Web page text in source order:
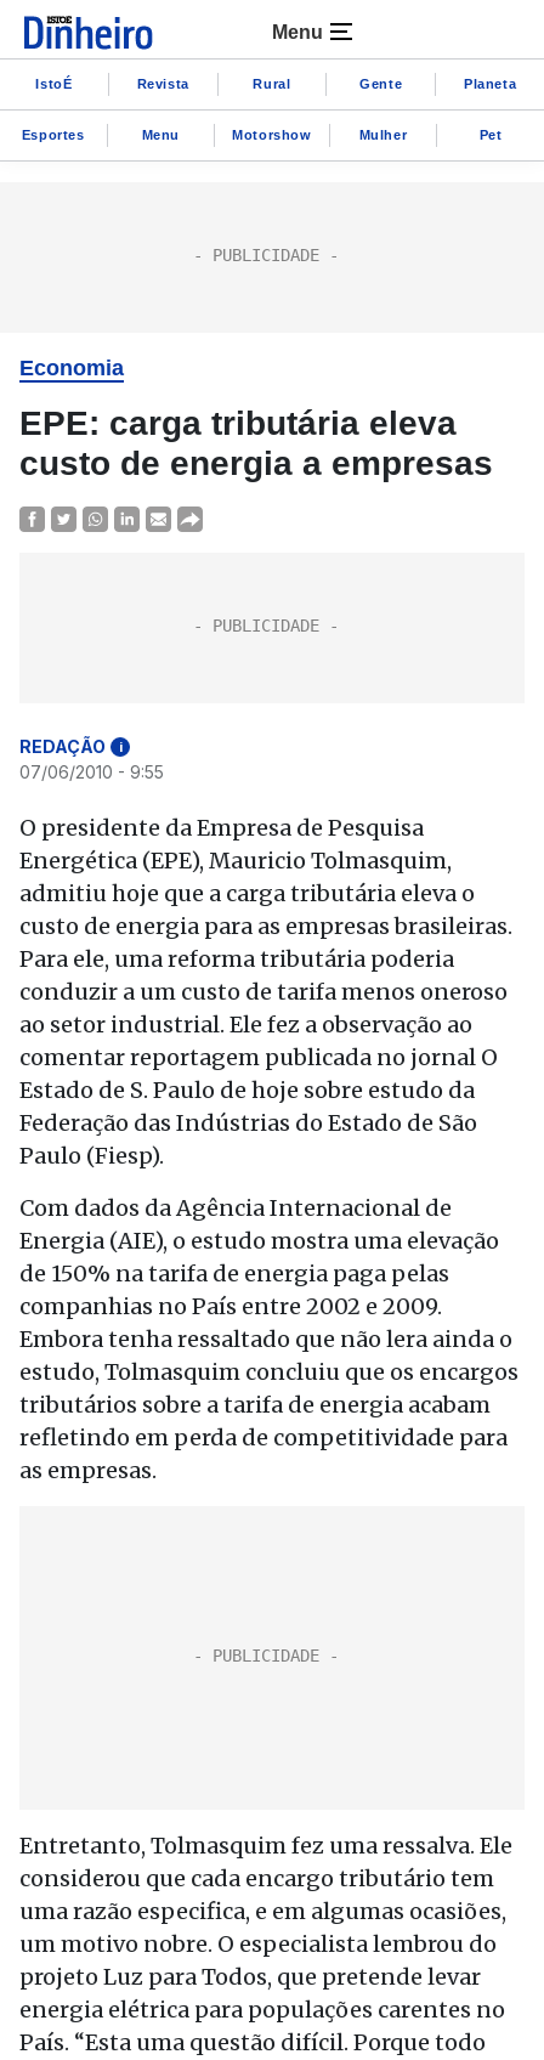
Menu
IstoÉ Revista Rural Gente Planeta
Esportes Menu Motorshow Mulher Pet
Economia
EPE: carga tributária eleva
custo de energia a empresas
REDAÇÃO i
07/06/2010 - 9:55
O presidente da Empresa de Pesquisa
Energética (EPE), Mauricio Tolmasquim,
admitiu hoje que a carga tributária eleva o
custo de energia para as empresas brasileiras.
Para ele, uma reforma tributária poderia
conduzir a um custo de tarifa menos oneroso
ao setor industrial. Ele fez a observação ao
comentar reportagem publicada no jornal O
Estado de S. Paulo de hoje sobre estudo da
Federação das Indústrias do Estado de São
Paulo (Fiesp).
Com dados da Agência Internacional de
Energia (AIE), o estudo mostra uma elevação
de 150% na tarifa de energia paga pelas
companhias no País entre 2002 e 2009.
Embora tenha ressaltado que não lera ainda o
estudo, Tolmasquim concluiu que os encargos
tributários sobre a tarifa de energia acabam
refletindo em perda de competitividade para
as empresas.
Entretanto, Tolmasquim fez uma ressalva. Ele
considerou que cada encargo tributário tem
uma razão especifica, e em algumas ocasiões,
um motivo nobre. O especialista lembrou do
projeto Luz para Todos, que pretende levar
energia elétrica para populações carentes no
País. “Esta uma questão difícil. Porque todo